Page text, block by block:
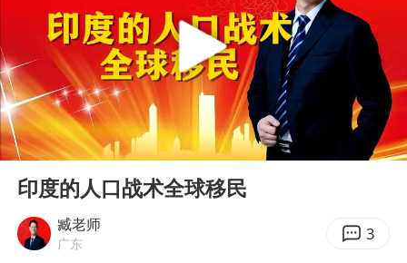
乌称俄袭击敖德萨致部分区域停电
白海豚北上或致京津冀暴雨
上海中心千吨“镇楼神器”摆动明显
浙江省委书记王浩再调度：该停下的坚决停下来，让社会面静下来
Play
00:00
印度的人口战术全球移民
臧老师
广东 3